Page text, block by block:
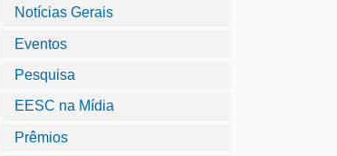
Notícias Gerais
Eventos
Pesquisa
EESC na Mídia
Prêmios